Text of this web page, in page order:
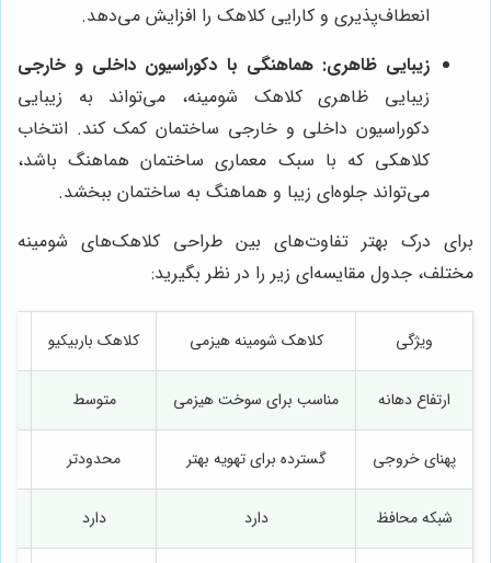
انعطاف‌پذیری و کارایی کلاهک را افزایش می‌دهد.
زیبایی ظاهری: هماهنگی با دکوراسیون داخلی و خارجی
زیبایی ظاهری کلاهک شومینه، می‌تواند به زیبایی
دکوراسیون داخلی و خارجی ساختمان کمک کند. انتخاب
کلاهکی که با سبک معماری ساختمان هماهنگ باشد،
می‌تواند جلوه‌ای زیبا و هماهنگ به ساختمان ببخشد.
برای درک بهتر تفاوت‌های بین طراحی کلاهک‌های شومینه
مختلف، جدول مقایسه‌ای زیر را در نظر بگیرید:
ویژگی کلاهک شومینه هیزمی کلاهک باربیکیو
ارتفاع دهانه مناسب برای سوخت هیزمی متوسط
پهنای خروجی گسترده برای تهویه بهتر محدودتر
شبکه محافظ دارد دارد